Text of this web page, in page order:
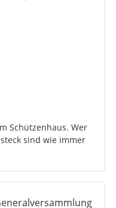
Schützenhaus. Wer
sind wie immer